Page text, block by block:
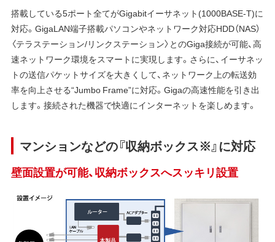
搭載している5ポート全てがGigabitイーサネット(1000BASE-T)に
対応。GigaLAN端子搭載パソコンやネットワーク対応HDD（NAS）
〈テラステーション/リンクステーション〉とのGiga接続が可能、高
速ネットワーク環境をスマートに実現します。さらに、イーサネッ
トの送信パケットサイズを大きくして、ネットワーク上の転送効
率を向上させる“Jumbo Frame”に対応。Gigaの高速性能を引き出
します。接続された機器で快適にインターネットを楽しめます。
マンションなどの『収納ボックス※』に対応
壁面設置が可能、収納ボックスへスッキリ設置